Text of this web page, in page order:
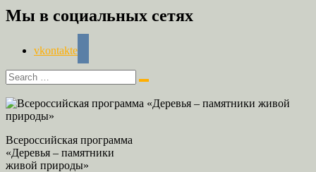
Мы в социальных сетях
vkontakte
Всероссийская программа
«Деревья – памятники
живой природы»